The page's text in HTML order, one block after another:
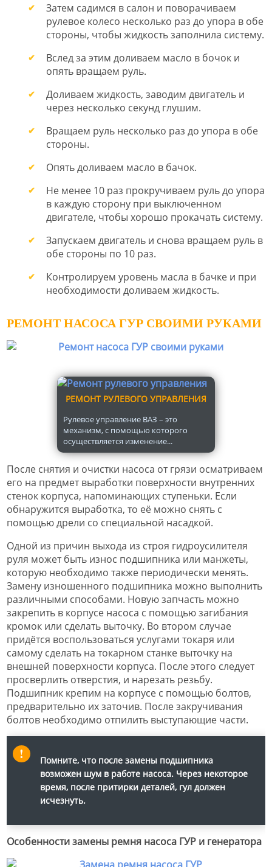
Затем садимся в салон и поворачиваем
рулевое колесо несколько раз до упора в обе
стороны, чтобы жидкость заполнила систему.
Вслед за этим доливаем масло в бочок и
опять вращаем руль.
Доливаем жидкость, заводим двигатель и
через несколько секунд глушим.
Вращаем руль несколько раз до упора в обе
стороны.
Опять доливаем масло в бачок.
Не менее 10 раз прокручиваем руль до упора
в каждую сторону при выключенном
двигателе, чтобы хорошо прокачать систему.
Запускаем двигатель и снова вращаем руль в
обе стороны по 10 раз.
Контролируем уровень масла в бачке и при
необходимости доливаем жидкость.
РЕМОНТ НАСОСА ГУР СВОИМИ РУКАМИ
РЕМОНТ РУЛЕВОГО УПРАВЛЕНИЯ
Рулевое управление ВАЗ – это
механизм, с помощью которого
осуществляется изменение...
После снятия и очистки насоса от грязи осматриваем
его на предмет выработки поверхности внутренних
стенок корпуса, напоминающих ступеньки. Если
обнаружится выработка, то её можно снять с
помощью дрели со специальной насадкой.
Одной из причин выхода из строя гидроусилителя
руля может быть износ подшипника или манжеты,
которую необходимо также периодически менять.
Замену изношенного подшипника можно выполнить
различными способами. Новую запчасть можно
закрепить в корпусе насоса с помощью загибания
кромок или сделать выточку. Во втором случае
придётся воспользоваться услугами токаря или
самому сделать на токарном станке выточку на
внешней поверхности корпуса. После этого следует
просверлить отверстия, и нарезать резьбу.
Подшипник крепим на корпусе с помощью болтов,
предварительно их заточив. После закручивания
болтов необходимо отпилить выступающие части.
Помните, что после замены подшипника
возможен шум в работе насоса. Через некоторое
время, после притирки деталей, гул должен
исчезнуть.
Особенности замены ремня насоса ГУР и генератора